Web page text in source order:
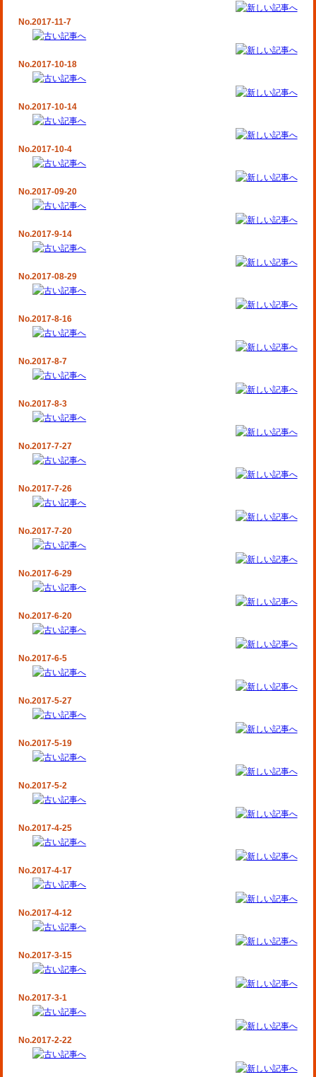
No.2017-11-7
No.2017-10-18
No.2017-10-14
No.2017-10-4
No.2017-09-20
No.2017-9-14
No.2017-08-29
No.2017-8-16
No.2017-8-7
No.2017-8-3
No.2017-7-27
No.2017-7-26
No.2017-7-20
No.2017-6-29
No.2017-6-20
No.2017-6-5
No.2017-5-27
No.2017-5-19
No.2017-5-2
No.2017-4-25
No.2017-4-17
No.2017-4-12
No.2017-3-15
No.2017-3-1
No.2017-2-22